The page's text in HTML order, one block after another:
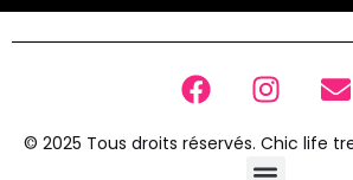
© 2025 Tous droits réservés. Chic life